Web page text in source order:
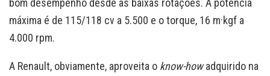
bom desempenho desde as baixas rotações. A potência
máxima é de 115/118 cv a 5.500 e o torque, 16 m·kgf a
4.000 rpm.
A Renault, obviamente, aproveita o know-howadquirido na